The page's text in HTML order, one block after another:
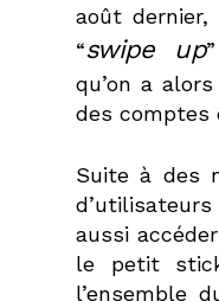
août
“swipe up
qu’on a
des comptes
Suite à des
aussi
le petit
l’ensemble